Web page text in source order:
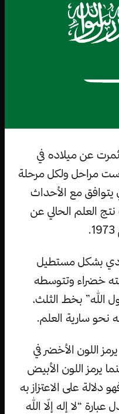
عن ميلاده في
ست مراحل ولكل مرحلة
يتوافق مع الأحداث
العلم الحالي عن
بشكل مستطيل
خضراء وتتوسطه
الله” بخط الثلث،
نحو سارية العلم.
اللون الأخضر في
يرمز اللون الأبيض
دلالة على الاعتزاز به
“لا إله إلّا الله